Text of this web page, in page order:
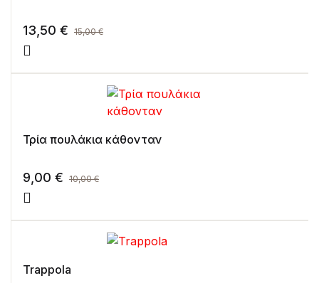
13,50 € 15,00€
Τρία πουλάκια κάθονταν
9,00 € 10,00€
Trappola